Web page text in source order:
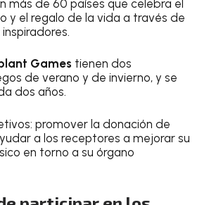
más de 60 países que celebra el
y el regalo de la vida a través de
Games tienen dos
de verano y de invierno, y se
dos años.
promover la donación de
a los receptores a mejorar su
en torno a su órgano